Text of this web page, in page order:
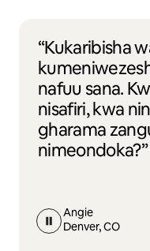
“Kukaribisha
nafuu sana.
nisafiri, kwa
gharama
nimeondoka?”
Angie
Denver, CO